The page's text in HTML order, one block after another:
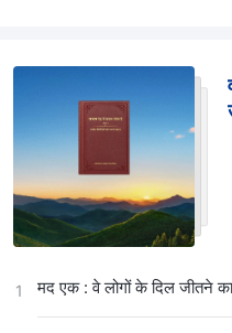
1 मद एक : वे लोगों के दिल जीतने